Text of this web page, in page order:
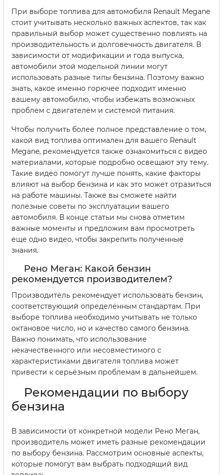
При выборе топлива для автомобиля Renault Megane
стоит учитывать несколько важных аспектов, так как
правильный выбор может существенно повлиять на
производительность и долговечность двигателя. В
зависимости от модификации и года выпуска,
автомобили этой модельной линии могут
использовать разные типы бензина. Поэтому важно
знать, какое именно горючее подходит именно
вашему автомобилю, чтобы избежать возможных
проблем с двигателем и системой питания.
Чтобы получить более полное представление о том,
какой вид топлива оптимален для вашего Renault
Megane, рекомендуется также ознакомиться с видео
материалами, которые подробно освещают эту тему.
Такие видео помогут лучше понять, какие факторы
влияют на выбор бензина и как это может отразиться
на работе машины. Также вы сможете найти
полезные советы по эксплуатации вашего
автомобиля. В конце статьи мы снова отметим
важные моменты и предложим вам просмотреть
еще одно видео, чтобы закрепить полученные
знания.
Рено Меган: Какой бензин
рекомендуется производителем?
Производитель рекомендует использовать бензин,
соответствующий определённым стандартам. При
выборе топлива необходимо учитывать не только
октановое число, но и качество самого бензина.
Важно понимать, что использование
некачественного или несовместимого с
характеристиками двигателя топлива может
привести к серьёзным проблемам в дальнейшем.
Рекомендации по выбору
бензина
В зависимости от конкретной модели Рено Меган,
производитель может иметь разные рекомендации
по выбору бензина. Рассмотрим основные аспекты,
которые помогут вам выбрать подходящий вид